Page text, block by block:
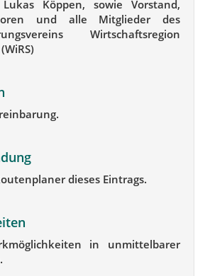
Lukas Köppen, sowie Vorstand,
und alle Mitglieder des
Wirtschaftsregion
dieses Eintrags.
in unmittelbarer